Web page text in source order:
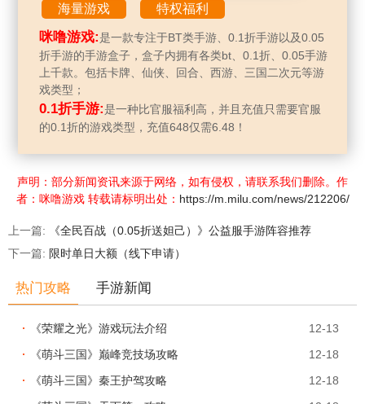
海量游戏 特权福利
咪噜游戏:是一款专注于BT类手游、0.1折手游以及0.05
折手游的手游盒子，盒子内拥有各类bt、0.1折、0.05手游
上千款。包括卡牌、仙侠、回合、西游、三国二次元等游
戏类型；
0.1折手游:是一种比官服福利高，并且充值只需要官服
的0.1折的游戏类型，充值648仅需6.48！
声明：部分新闻资讯来源于网络，如有侵权，请联系我们删除。作
者：咪噜游戏 转载请标明出处： https://m.milu.com/news/212206/
上一篇:
《全民百战（0.05折送妲己）》公益服手游阵容推荐
下一篇: 限时单日大额（线下申请）
热门攻略 手游新闻
《荣耀之光》游戏玩法介绍 12-13
《萌斗三国》巅峰竞技场攻略 12-18
《萌斗三国》秦王护驾攻略 12-18